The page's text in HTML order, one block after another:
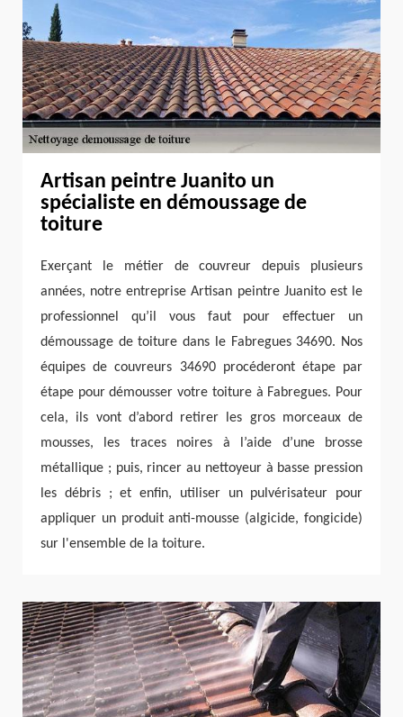
Artisan peintre Juanito un
spécialiste en démoussage de
toiture
Exerçant le métier de couvreur depuis plusieurs
années, notre entreprise Artisan peintre Juanito est le
professionnel qu’il vous faut pour effectuer un
démoussage de toiture dans le Fabregues 34690. Nos
équipes de couvreurs 34690 procéderont étape par
étape pour démousser votre toiture à Fabregues. Pour
cela, ils vont d’abord retirer les gros morceaux de
mousses, les traces noires à l’aide d’une brosse
métallique ; puis, rincer au nettoyeur à basse pression
les débris ; et enfin, utiliser un pulvérisateur pour
appliquer un produit anti-mousse (algicide, fongicide)
sur l'ensemble de la toiture.